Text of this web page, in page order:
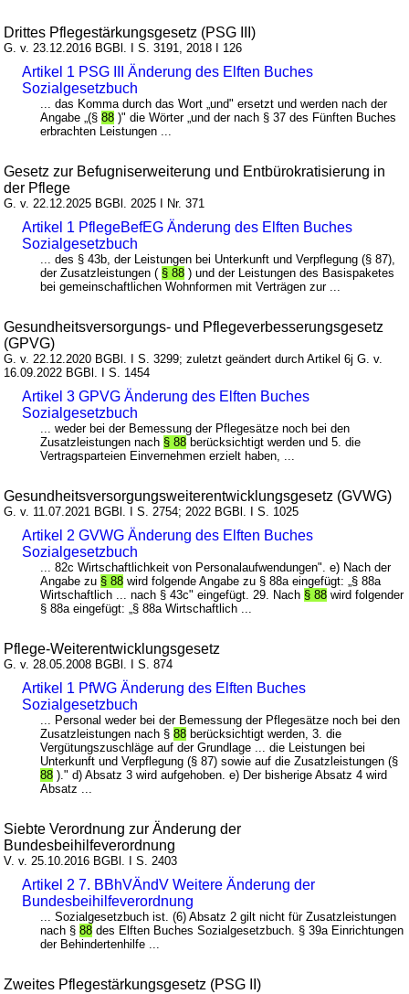
Drittes Pflegestärkungsgesetz (PSG III)
G. v. 23.12.2016 BGBl. I S. 3191, 2018 I 126
Artikel 1 PSG III Änderung des Elften Buches
Sozialgesetzbuch
... das Komma durch das Wort „und" ersetzt und werden nach der
Angabe „(§88 )" die Wörter „und der nach § 37 des Fünften Buches
erbrachten Leistungen ...
Gesetz zur Befugniserweiterung und Entbürokratisierung in
der Pflege
G. v. 22.12.2025 BGBl. 2025 I Nr. 371
Artikel 1 PflegeBefEG Änderung des Elften Buches
Sozialgesetzbuch
... des § 43b, der Leistungen bei Unterkunft und Verpflegung (§ 87),
der Zusatzleistungen ( § 88 ) und der Leistungen des Basispaketes
bei gemeinschaftlichen Wohnformen mit Verträgen zur ...
Gesundheitsversorgungs- und Pflegeverbesserungsgesetz
(GPVG)
G. v. 22.12.2020 BGBl. I S. 3299; zuletzt geändert durch Artikel 6j G. v.
16.09.2022 BGBl. I S. 1454
Artikel 3 GPVG Änderung des Elften Buches
Sozialgesetzbuch
... weder bei der Bemessung der Pflegesätze noch bei den
Zusatzleistungen nach § 88 berücksichtigt werden und 5. die
Vertragsparteien Einvernehmen erzielt haben, ...
Gesundheitsversorgungsweiterentwicklungsgesetz (GVWG)
G. v. 11.07.2021 BGBl. I S. 2754; 2022 BGBl. I S. 1025
Artikel 2 GVWG Änderung des Elften Buches
Sozialgesetzbuch
... 82c Wirtschaftlichkeit von Personalaufwendungen". e) Nach der
Angabe zu § 88 wird folgende Angabe zu § 88a eingefügt: „§ 88a
Wirtschaftlich ... nach § 43c" eingefügt. 29. Nach § 88 wird folgender
§ 88a eingefügt: „§ 88a Wirtschaftlich ...
Pflege-Weiterentwicklungsgesetz
G. v. 28.05.2008 BGBl. I S. 874
Artikel 1 PfWG Änderung des Elften Buches
Sozialgesetzbuch
... Personal weder bei der Bemessung der Pflegesätze noch bei den
Zusatzleistungen nach §88 berücksichtigt werden, 3. die
Vergütungszuschläge auf der Grundlage ... die Leistungen bei
Unterkunft und Verpflegung (§ 87) sowie auf die Zusatzleistungen (§
88 )." d) Absatz 3 wird aufgehoben. e) Der bisherige Absatz 4 wird
Absatz ...
Siebte Verordnung zur Änderung der
Bundesbeihilfeverordnung
V. v. 25.10.2016 BGBl. I S. 2403
Artikel 2 7. BBhVÄndV Weitere Änderung der
Bundesbeihilfeverordnung
... Sozialgesetzbuch ist. (6) Absatz 2 gilt nicht für Zusatzleistungen
nach §88 des Elften Buches Sozialgesetzbuch. § 39a Einrichtungen
der Behindertenhilfe ...
Zweites Pflegestärkungsgesetz (PSG II)